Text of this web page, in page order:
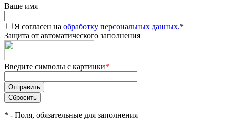
Ваше имя
Я согласен на обработку персональных данных.*
Защита от автоматического заполнения
Введите символы с картинки*
* - Поля, обязательные для заполнения